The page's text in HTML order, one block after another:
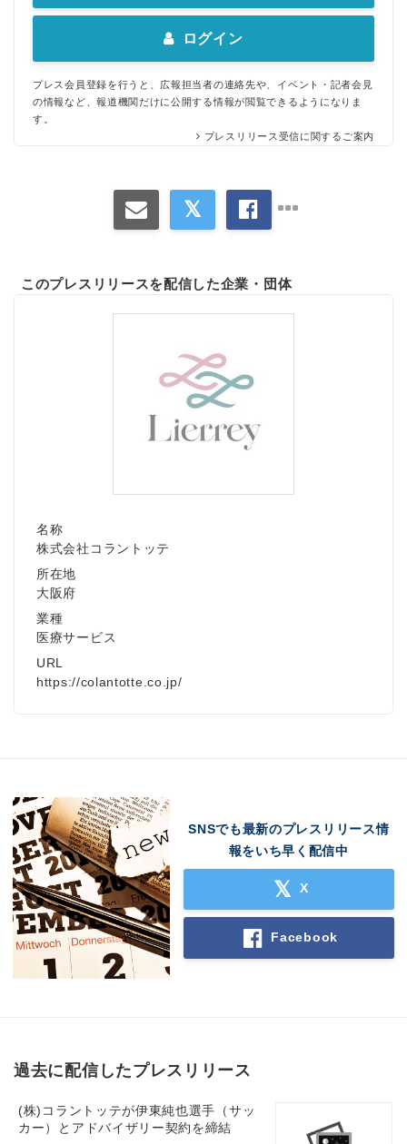
ログイン
プレス会員登録を行うと、広報担当者の連絡先や、イベント・記者会見
の情報など、報道機関だけに公開する情報が閲覧できるようになりま
す。
プレスリリース受信に関するご案内
このプレスリリースを配信した企業・団体
名称
株式会社コラントッテ
所在地
大阪府
業種
医療サービス
URL
https://colantotte.co.jp/
SNSでも最新のプレスリリース情
報をいち早く配信中
X
Facebook
過去に配信したプレスリリース
(株)コラントッテが伊東純也選手（サッ
カー）とアドバイザリー契約を締結
English